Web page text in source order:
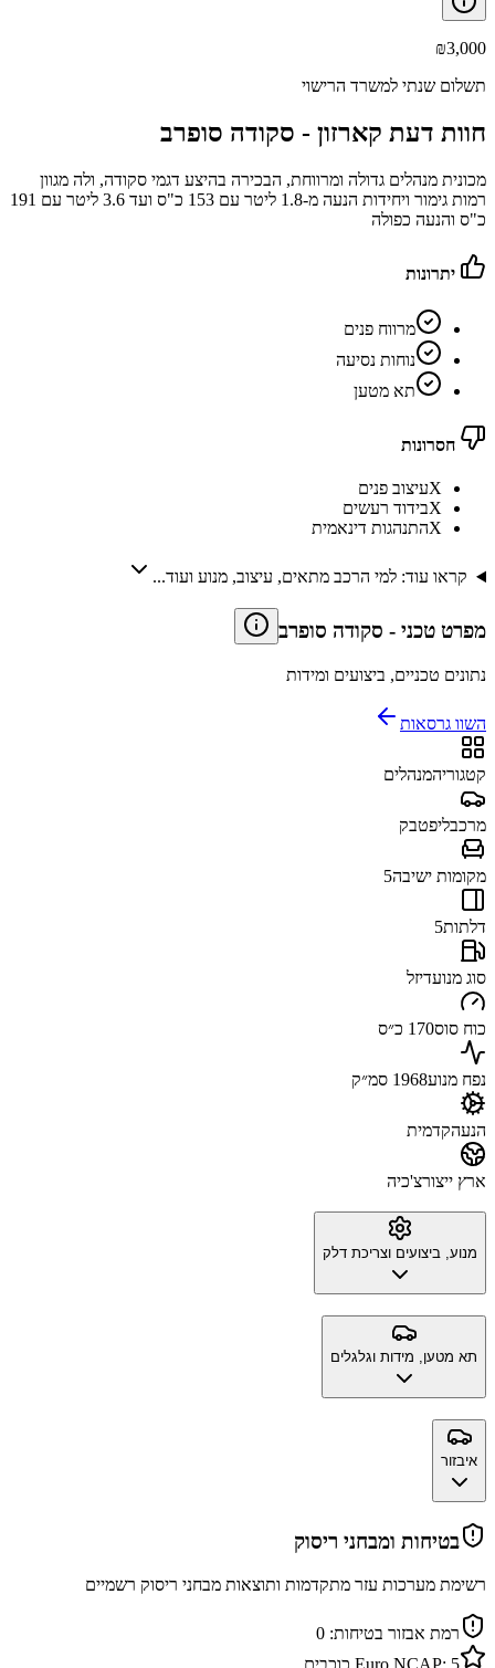
₪3,000
תשלום שנתי למשרד הרישוי
חוות דעת קארזון - סקודה סופרב
מכונית מנהלים גדולה ומרווחת, הבכירה בהיצע דגמי סקודה, ולה מגוון
רמות גימור ויחידות הנעה מ-1.8 ליטר עם 153 כ"ס ועד 3.6 ליטר עם 191
כ"ס והנעה כפולה
יתרונות
מרווח פנים
נוחות נסיעה
תא מטען
חסרונות
Xעיצוב פנים
Xבידוד רעשים
Xהתנהגות דינאמית
קראו עוד: למי הרכב מתאים, עיצוב, מנוע ועוד...
מפרט טכני - סקודה סופרב
נתונים טכניים, ביצועים ומידות
השוו גרסאות
קטגוריהמנהלים
מרכבליפטבק
מקומות ישיבה5
דלתות5
סוג מנועדיזל
כוח סוס170 כ״ס
נפח מנוע1968 סמ״ק
הנעהקדמית
ארץ ייצורצ'כיה
מנוע, ביצועים וצריכת דלק
תא מטען, מידות וגלגלים
איבזור
בטיחות ומבחני ריסוק
רשימת מערכות עזר מתקדמות ותוצאות מבחני ריסוק רשמיים
רמת אבזור בטיחות: 0